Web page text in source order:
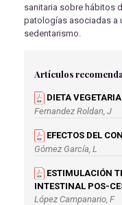
sanitaria sobre hábitos
patologías asociadas a
sedentarismo.
Artículos
DIETA
Fernandez Roldan, J
EFECTOS DEL
Gómez García, L
ESTIMULACIÓN
INTESTINAL POS-
López Campanario, F